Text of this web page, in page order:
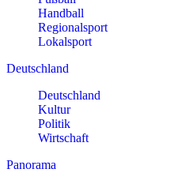
Handball
Regionalsport
Lokalsport
Deutschland
Deutschland
Kultur
Politik
Wirtschaft
Panorama